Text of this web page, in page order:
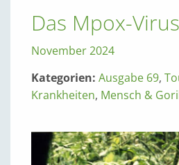
Das Mpox-
November 2024
Kategorien: Ausgabe 69,
Krankheiten, Mensch &